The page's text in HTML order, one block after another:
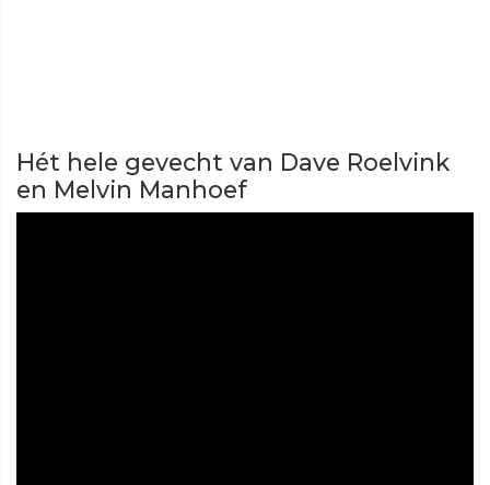
Hét hele gevecht van Dave Roelvink
en Melvin Manhoef